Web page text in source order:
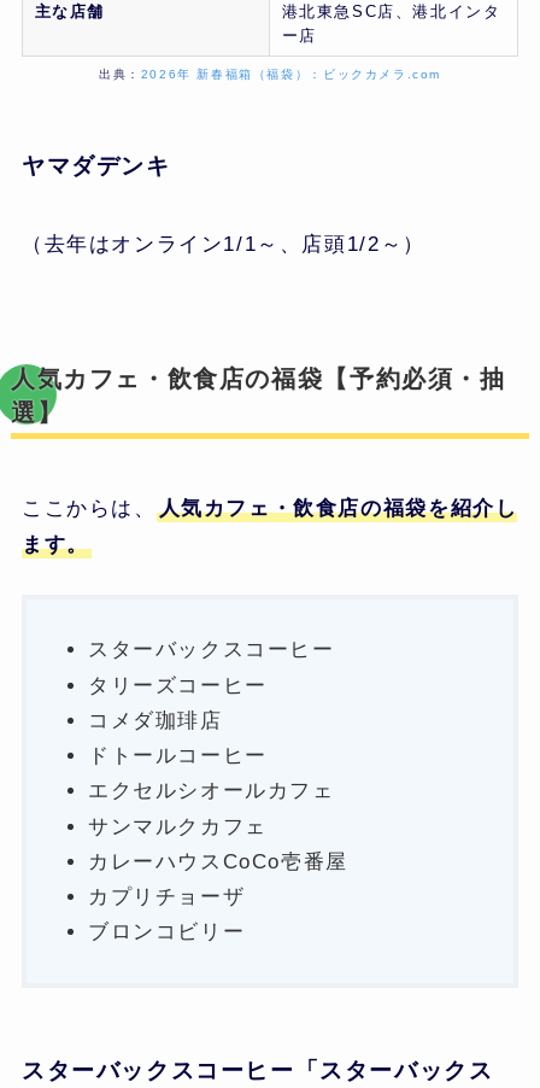
主な店舗
港北東急SC店、港北インタ
ー店
出典： 2026年 新春福箱（福袋）：ビックカメラ.com
ヤマダデンキ
（去年はオンライン1/1～、店頭1/2～）
人気カフェ・飲食店の福袋【予約必須・抽
選】
ここからは、
人気カフェ・飲食店の福袋を紹介し
ます。
スターバックスコーヒー
タリーズコーヒー
コメダ珈琲店
ドトールコーヒー
エクセルシオールカフェ
サンマルクカフェ
カレーハウスCoCo壱番屋
カプリチョーザ
ブロンコビリー
スターバックスコーヒー「スターバックス